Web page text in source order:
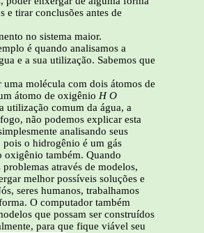
e tirar conclusões antes de
no sistema maior.
é quando analisamos a
e a sua utilização. Sabemos que
uma molécula com dois átomos de
átomo de oxigênio H O
utilização comum da água, a
não podemos explicar esta
analisando seus
pois o hidrogênio é um gás
oxigênio também. Quando
problemas através de modelos,
melhor possíveis soluções e
seres humanos, trabalhamos
O computador também
que possam ser construídos
para que fique viável seu